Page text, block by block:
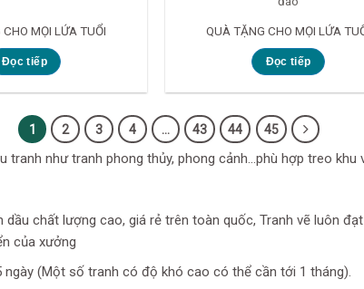
MỌI LỨA TUỔI
Đọc tiếp
QUÀ TẶNG CHO MỌI LỨA
Đọc tiếp
1 2 3 4 … 43 44 45
tranh như tranh phong thủy, phong cảnh…phù hợp treo
chất lượng cao, giá rẻ trên toàn quốc, Tranh vẽ luôn
của xưởng
(Một số tranh có độ khó cao có thể cần tới 1 tháng).